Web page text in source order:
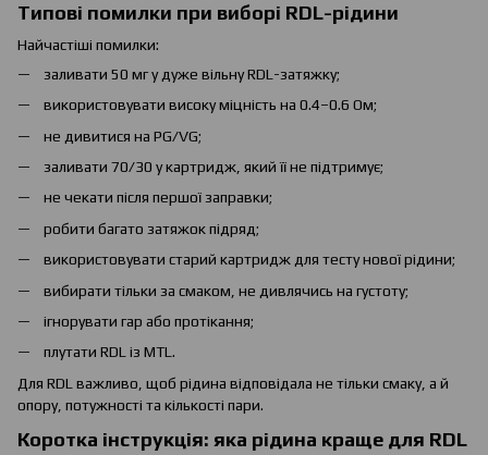
Типові помилки при виборі RDL-рідини
Найчастіші помилки:
заливати 50 мг у дуже вільну RDL-затяжку;
використовувати високу міцність на 0.4–0.6 Ом;
не дивитися на PG/VG;
заливати 70/30 у картридж, який її не підтримує;
не чекати після першої заправки;
робити багато затяжок підряд;
використовувати старий картридж для тесту нової рідини;
вибирати тільки за смаком, не дивлячись на густоту;
ігнорувати гар або протікання;
плутати RDL із MTL.
Для RDL важливо, щоб рідина відповідала не тільки смаку, а й
опору, потужності та кількості пари.
Коротка інструкція: яка рідина краще для RDL